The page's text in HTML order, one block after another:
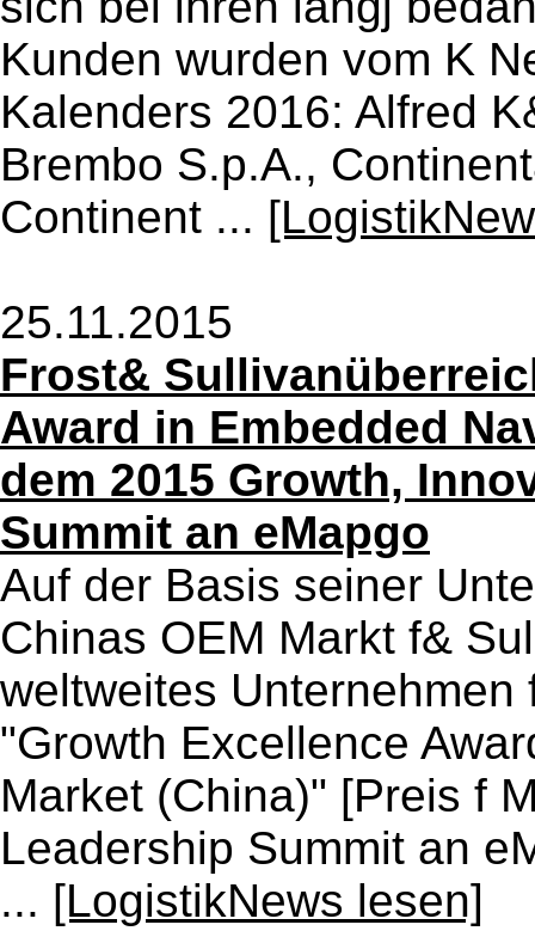
Kunden wurden vom K
Kalenders 2016: Alfred
Brembo S.p.A.,
Continent ...
25.11.2015
Frost&
Award in Embedded
dem 2015 Growth,
Summit an eMapgo
Auf der Basis seiner
Chinas OEM Markt f&
weltweites
"Growth Excellence
Market (China)" [Preis f
Leadership Summit an
... [LogistikNews lesen]